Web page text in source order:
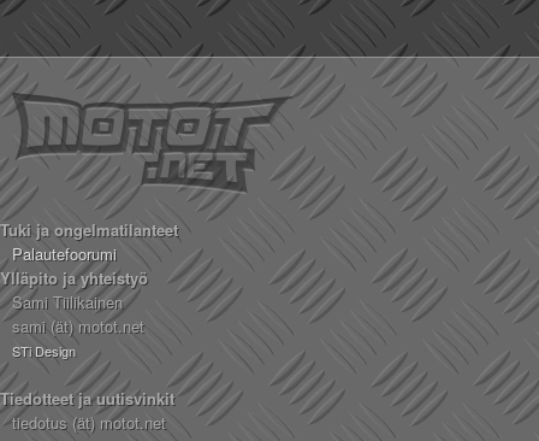
Tuki ja ongelmatilanteet
Palautefoorumi
Ylläpito ja yhteistyö
Sami Tiilikainen
sami (ät) motot.net
STi Design
Tiedotteet ja uutisvinkit
tiedotus (ät) motot.net